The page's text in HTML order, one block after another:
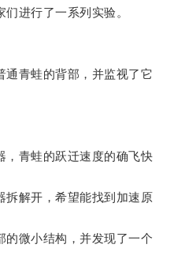
进行了一系列实验。
青蛙的背部，并监视了它
青蛙的跃迁速度的确飞快
解开，希望能找到加速原
微小结构，并发现了一个